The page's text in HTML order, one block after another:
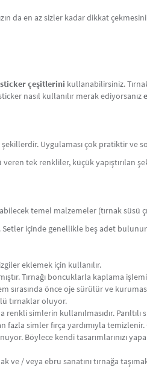
mutlaka olması gereken
özellikleriyle zaman
tırnaklarınıza sofistike bir
ister gösterişli bir görünüm
katabilirsiniz.
Tırnak süslemenizi zahmetsizce
da en az sizler kadar dikkat
çeşitlerini kullanabilirsiniz.
nasıl kullanılır merak ediyorsanız
şekillerdir. Uygulaması çok pratiktir
tek renkliler, küçük yapıştırılan
temel malzemeler (tırnak süsü
içinde genellikle beş adet
eklemek için kullanılır.
Tırnağı boncuklarla kaplama
sırasında önce oje sürülür ve
tırnaklar oluyor.
renkli simlerin kullanılmasıdır.
simler fırça yardımıyla
Böylece kendi tasarımlarınızı
/ veya ebru sanatını tırnağa